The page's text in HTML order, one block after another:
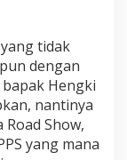
tidak
dengan
Hengki
nantinya
Show,
yang mana